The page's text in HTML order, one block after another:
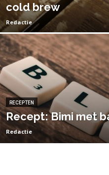
cold brew
Redactie
RECEPTEN
Recept: Bimi met
Redactie